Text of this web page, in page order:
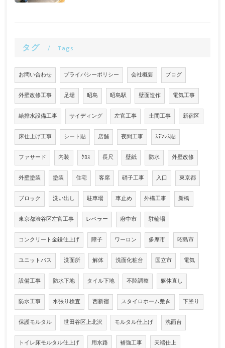
タグ Tags
お問い合わせ プライバシーポリシー 会社概要 ブログ
外壁改修工事 足場 昭島 昭島駅 壁面造作 電気工事
給排水設備工事 サイディング 左官工事 土間工事 新宿区
床仕上げ工事 シート貼 店舗 夜間工事 ｽﾃﾝﾚｽ貼
ファサード 内装 ｸﾛｽ 長尺 壁紙 防水 外壁改修
外壁塗装 塗装 住宅 客席 硝子工事 入口 東京都
ブロック 洗い出し 駐車場 車止め 外構工事 新橋
東京都渋谷区左官工事 レベラー 府中市 駐輪場
コンクリート金鏝仕上げ 障子 ワーロン 多摩市 昭島市
ユニットバス 洗面所 解体 洗面化粧台 国立市 電気
設備工事 防水下地 タイル下地 不陸調整 躯体直し
防水工事 水張り検査 西新宿 スタイロホーム敷き 下塗り
保護モルタル 世田谷区上北沢 モルタル仕上げ 洗面台
トイレ床モルタル仕上げ 用水路 補強工事 天端仕上